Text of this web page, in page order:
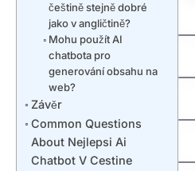
češtině stejně dobré
jako v angličtině?
Mohu použít AI
chatbota pro
generování obsahu na
web?
Závěr
Common Questions
About Nejlepsi Ai
Chatbot V Cestine